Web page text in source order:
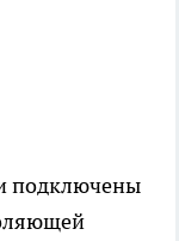
подключены